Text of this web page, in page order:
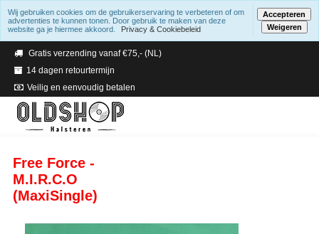
Verzending binnen 2 a 3 werkdagen
Gratis verzending vanaf €75,- (NL)
14 dagen retourtermijn
Veilig en eenvoudig betalen
Free Force -
M.I.R.C.O
(MaxiSingle)
Wij gebruiken cookies om de gebruikerservaring te verbeteren of om
advertenties te kunnen tonen. Door gebruik te maken van deze
website ga je hiermee akkoord.
Privacy & Cookiebeleid
Accepteren
Weigeren